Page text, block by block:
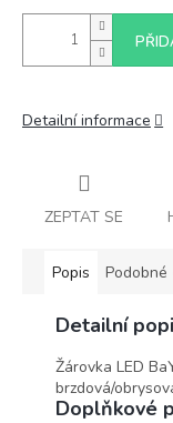
Detailní informace
ZEPTAT SE
Popis Podobné
Detailní
Žárovka LED
brzdová/
Doplňkové